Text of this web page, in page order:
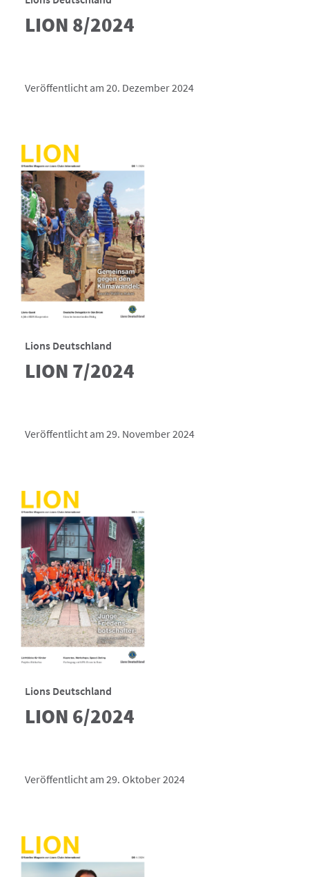
LION 8/2024
Veröffentlicht am 20. Dezember 2024
Lions Deutschland
LION 7/2024
Veröffentlicht am 29. November 2024
Lions Deutschland
LION 6/2024
Veröffentlicht am 29. Oktober 2024